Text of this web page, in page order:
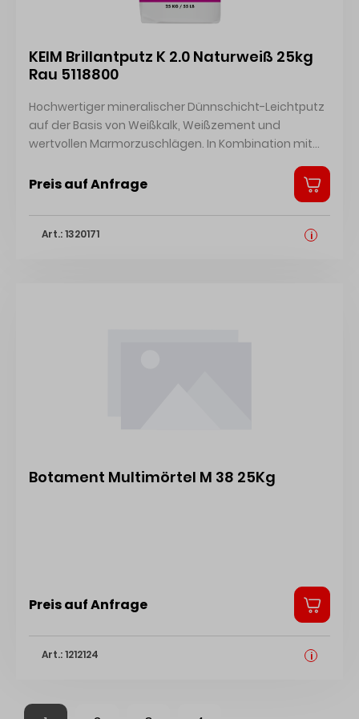
KEIM Brillantputz K 2.0 Naturweiß 25kg
Rau 5118800
Hochwertiger mineralischer Dünnschicht-Leichtputz
auf der Basis von Weißkalk, Weißzement und
wertvollen Marmorzuschlägen. In Kombination mit
Untergründe. Deckbeschichtung für Wärmedämm-
Technisches Merkblatt Zertifikat
Preis auf Anfrage
Art.: 1320171 i
Botament Multimörtel M 38 25Kg
Preis auf Anfrage
Art.: 1212124 i